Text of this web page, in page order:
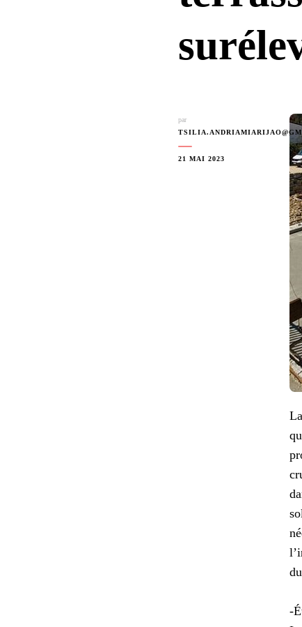
par
21 MAI 2023
-